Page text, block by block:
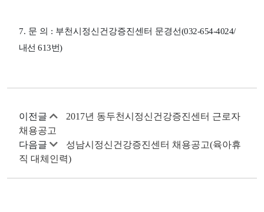
7. 문 의 : 부천시정신건강증진센터 문경선(032-654-4024/
내선613번)
이전글
2017년 동두천시정신건강증진센터 근로자
채용공고
다음글
성남시정신건강증진센터 채용공고(육아휴
직 대체인력)